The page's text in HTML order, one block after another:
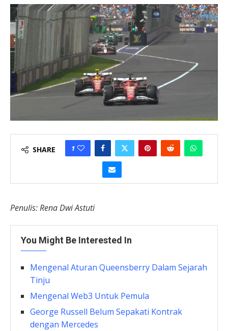
SHARE 1
Penulis: Rena Dwi Astuti
You Might Be Interested In
Mengenal Aturan Queensberry Dalam Sejarah
Tinju
Mengenal Web3 Untuk Pemula
George Russell Belum Sepakati Kontrak
dengan Mercedes